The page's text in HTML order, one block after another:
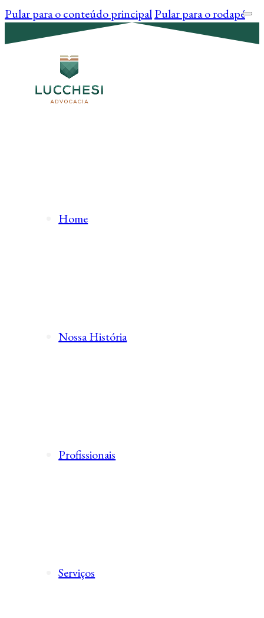
Pular para o conteúdo principalPular para o rodapé
Home
Nossa História
Profissionais
Serviços